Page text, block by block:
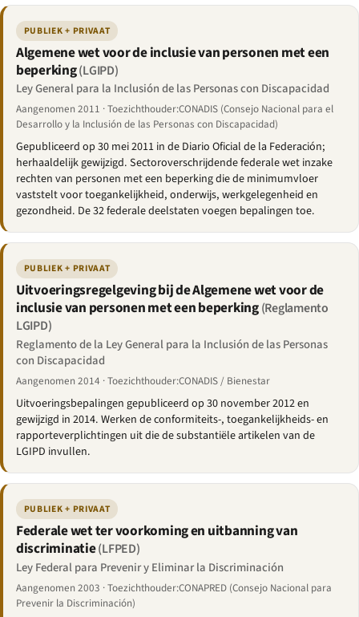
PUBLIEK + PRIVAAT
Algemene wet voor de inclusie van personen met een
beperking(LGIPD)
Ley General para la Inclusión de las Personas con Discapacidad
Aangenomen 2011 · Toezichthouder:CONADIS (Consejo Nacional para el
Desarrollo y la Inclusión de las Personas con Discapacidad)
Gepubliceerd op 30 mei 2011 in de Diario Oficial de la Federación;
herhaaldelijk gewijzigd. Sectoroverschrijdende federale wet inzake
rechten van personen met een beperking die de minimumvloer
vaststelt voor toegankelijkheid, onderwijs, werkgelegenheid en
gezondheid. De 32 federale deelstaten voegen bepalingen toe.
PUBLIEK + PRIVAAT
Uitvoeringsregelgeving bij de Algemene wet voor de
inclusie van personen met een beperking(Reglamento
LGIPD)
Reglamento de la Ley General para la Inclusión de las Personas
con Discapacidad
Aangenomen 2014 · Toezichthouder:CONADIS / Bienestar
Uitvoeringsbepalingen gepubliceerd op 30 november 2012 en
gewijzigd in 2014. Werken de conformiteits-, toegankelijkheids- en
rapporteverplichtingen uit die de substantiële artikelen van de
LGIPD invullen.
PUBLIEK + PRIVAAT
Federale wet ter voorkoming en uitbanning van
discriminatie(LFPED)
Ley Federal para Prevenir y Eliminar la Discriminación
Aangenomen 2003 · Toezichthouder:CONAPRED (Consejo Nacional para
Prevenir la Discriminación)